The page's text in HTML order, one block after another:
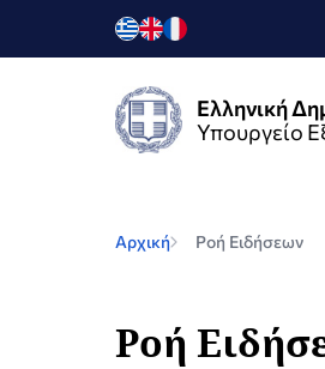
Ελληνική
Υπουργείο
Αρχική Ροή Ειδήσεων
Ροή